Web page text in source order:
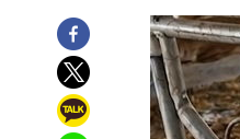
-32143초 전 >
'AT마드리드 7
-29882초 전 >
'AT마드리드 7
-29384초 전 >
[속보]'AT마드
-27448초 전 >
네타냐후, 트럼